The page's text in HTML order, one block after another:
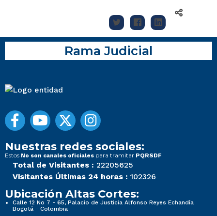
Rama Judicial
Nuestras redes sociales:
Estos No son canales oficiales para tramitar PQRSDF
Total de Visitantes : 22205625
Visitantes Últimas 24 horas : 102326
Ubicación Altas Cortes:
Calle 12 No 7 - 65, Palacio de Justicia Alfonso Reyes Echandía
Bogotá - Colombia